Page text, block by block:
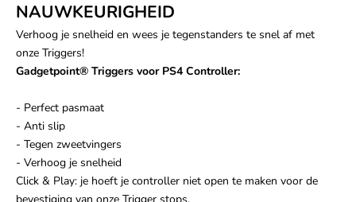
NAUWKEURIGHEID
Verhoog je snelheid en wees je tegenstanders te snel af met
onze Triggers!
Gadgetpoint® Triggers voor PS4 Controller:
- Perfect pasmaat
- Anti slip
- Tegen zweetvingers
- Verhoog je snelheid
Click & Play: je hoeft je controller niet open te maken voor de